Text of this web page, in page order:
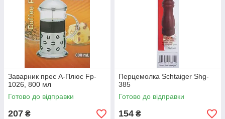
Заварник прес А-Плюс Fp-
1026, 800 мл
Готово до відправки
207 ₴
Перцемолка Schtaiger Shg-
385
Готово до відправки
154 ₴